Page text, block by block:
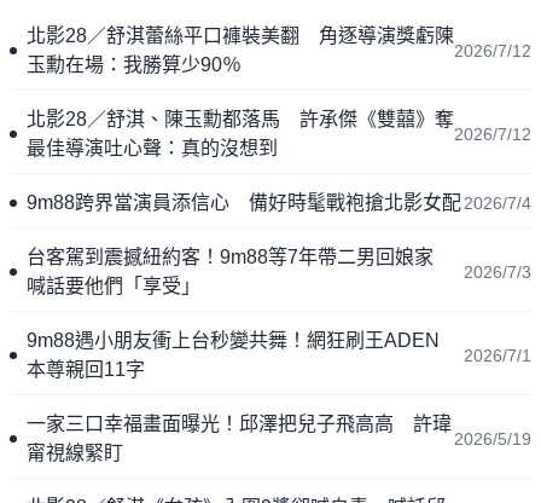
北影28／舒淇蕾絲平口褲裝美翻 角逐導演獎虧陳
玉勳在場：我勝算少90％
2026/7/12
北影28／舒淇、陳玉勳都落馬 許承傑《雙囍》奪
最佳導演吐心聲：真的沒想到
2026/7/12
9m88跨界當演員添信心 備好時髦戰袍搶北影女配2026/7/4
台客駕到震撼紐約客！9m88等7年帶二男回娘家
喊話要他們「享受」
2026/7/3
9m88遇小朋友衝上台秒變共舞！網狂刷王ADEN
本尊親回11字
2026/7/1
一家三口幸福畫面曝光！邱澤把兒子飛高高 許瑋
甯視線緊盯
2026/5/19